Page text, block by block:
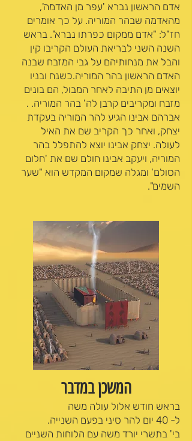
אדם הראשון נברא 'עפר מן האדמה',
מהאדמה שבהר המוריה. על כך אומרים
חז"ל: "אדם ממקום כפרתו נברא". בראש
השנה השני לבריאת העולם הקריבו קין
והבל את מנחותיהם על גבי המזבח שבנה
האדם הראשון בהר המוריה.כשנח ובניו
יוצאים מן התיבה לאחר המבול, הם בונים
מזבח ומקריבים קרבן לה' בהר המוריה. .
אברהם אבינו הגיע להר המוריה בעקדת
יצחק, ואחר כך הקריב שם את האיל
לעולה. יצחק אבינו יוצא להתפלל בהר
המוריה, ויעקב אבינו חולם שם את 'חלום
הסולם' ומגלה שמקום המקדש הוא "שער
השמים".
המשכן במדבר
בראש חודש אלול עולה משה
ל- 40 יום להר סיני בפעם השנייה.
בי' בתשרי יורד משה עם הלוחות השניים